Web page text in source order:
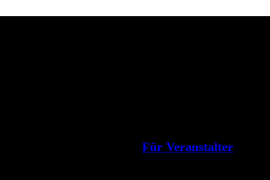
Für Veranstalter